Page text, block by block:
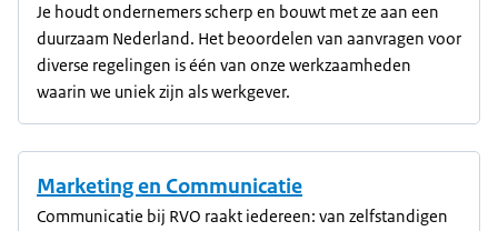
Je houdt ondernemers scherp en bouwt met ze aan een
duurzaam Nederland. Het beoordelen van aanvragen voor
diverse regelingen is één van onze werkzaamheden
waarin we uniek zijn als werkgever.
Marketing en Communicatie
Communicatie bij RVO raakt iedereen: van zelfstandigen